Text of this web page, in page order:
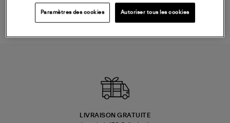
LIVRAISON GRATUITE
Paramètres des cookies Autoriser tous les cookies